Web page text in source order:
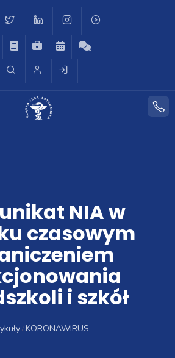
NIA w
czasowym
i szkół
KORONAWIRUS